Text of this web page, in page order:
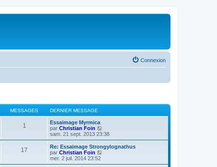
Connexion
MESSAGES DERNIER MESSAGE
1
Essaimage Myrmica
par Christian Foin
o
i
r
sam. 21 sept. 2013 23:38
17
Re: Essaimage Strongylognathus
par Christian Foin
i
mer. 2 juil. 2014 23:52